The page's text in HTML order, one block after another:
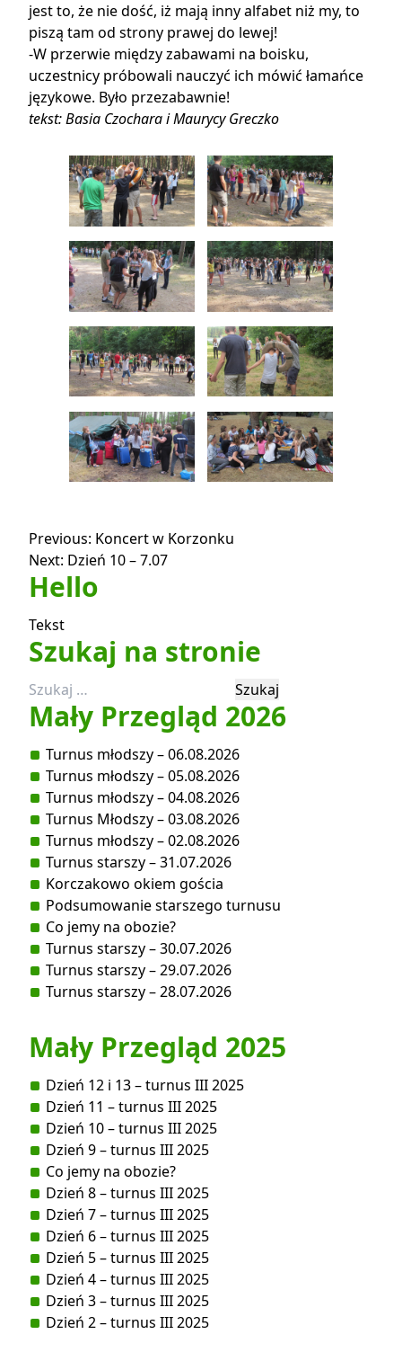
jest to, że nie dość, iż mają inny alfabet niż my, to
piszą tam od strony prawej do lewej!
-W przerwie między zabawami na boisku,
uczestnicy próbowali nauczyć ich mówić łamańce
językowe. Było przezabawnie!
tekst: Basia Czochara i Maurycy Greczko
Nawigacja
wpisu
Previous: Koncert w Korzonku
Next: Dzień 10 – 7.07
Hello
Tekst
Szukaj na stronie
Szukaj:
Mały Przegląd 2026
Turnus młodszy – 06.08.2026
Turnus młodszy – 05.08.2026
Turnus młodszy – 04.08.2026
Turnus Młodszy – 03.08.2026
Turnus młodszy – 02.08.2026
Turnus starszy – 31.07.2026
Korczakowo okiem gościa
Podsumowanie starszego turnusu
Co jemy na obozie?
Turnus starszy – 30.07.2026
Turnus starszy – 29.07.2026
Turnus starszy – 28.07.2026
Mały Przegląd 2025
Dzień 12 i 13 – turnus III 2025
Dzień 11 – turnus III 2025
Dzień 10 – turnus III 2025
Dzień 9 – turnus III 2025
Co jemy na obozie?
Dzień 8 – turnus III 2025
Dzień 7 – turnus III 2025
Dzień 6 – turnus III 2025
Dzień 5 – turnus III 2025
Dzień 4 – turnus III 2025
Dzień 3 – turnus III 2025
Dzień 2 – turnus III 2025